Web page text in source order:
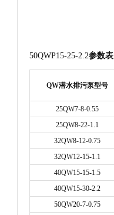
50QWP15-25-2.2参数表
QW潜水排污泵型号
25QW7-8-0.55
25QW8-22-1.1
32QW8-12-0.75
32QW12-15-1.1
40QW15-15-1.5
40QW15-30-2.2
50QW20-7-0.75